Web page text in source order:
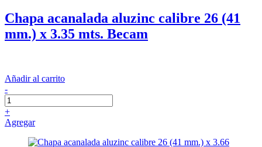
Chapa acanalada aluzinc calibre 26 (41
mm.) x 3.35 mts. Becam
Añadir al carrito
-
+
Agregar